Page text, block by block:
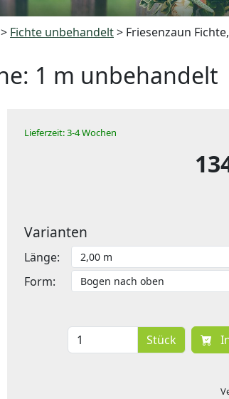
> Fichte unbehandelt> Friesenzaun
1 m unbehandelt
Lieferzeit: 3-4 Wochen
Varianten
Länge:
Form:
Stück